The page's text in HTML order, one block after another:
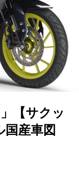
【サクッ
国産車図